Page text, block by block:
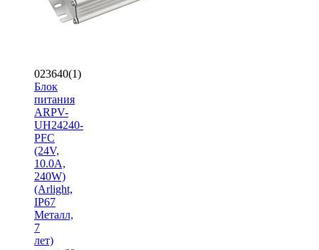
023640(1)
Блок
питания
ARPV-
UH24240-
PFC
(24V,
10.0A,
240W)
(Arlight,
IP67
Металл,
7
лет)